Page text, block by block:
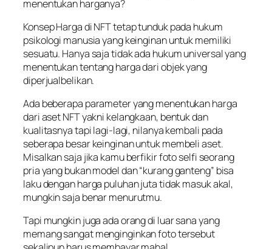
menentukan harganya?
Konsep Harga di NFT tetap tunduk pada hukum
psikologi manusia yang keinginan untuk memiliki
sesuatu. Hanya saja tidak ada hukum universal yang
menentukan tentang harga dari objek yang
diperjualbelikan.
Ada beberapa parameter yang menentukan harga
dari aset NFT yakni kelangkaan, bentuk dan
kualitasnya tapi lagi-lagi, nilanya kembali pada
seberapa besar keinginan untuk membeli aset.
Misalkan saja jika kamu berfikir foto selfi seorang
pria yang bukan model dan “kurang ganteng” bisa
laku dengan harga puluhan juta tidak masuk akal,
mungkin saja benar menurutmu.
Tapi mungkin juga ada orang di luar sana yang
memang sangat menginginkan foto tersebut